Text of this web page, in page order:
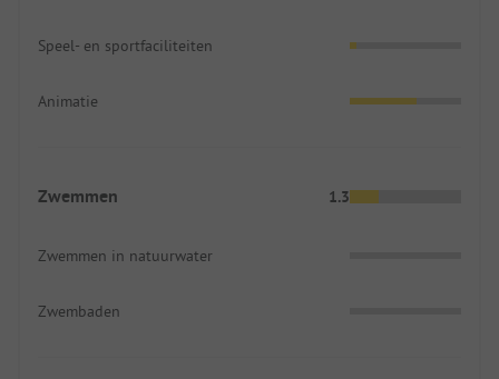
Speel- en sportfaciliteiten
Animatie
Zwemmen 1.3
Zwemmen in natuurwater
Zwembaden